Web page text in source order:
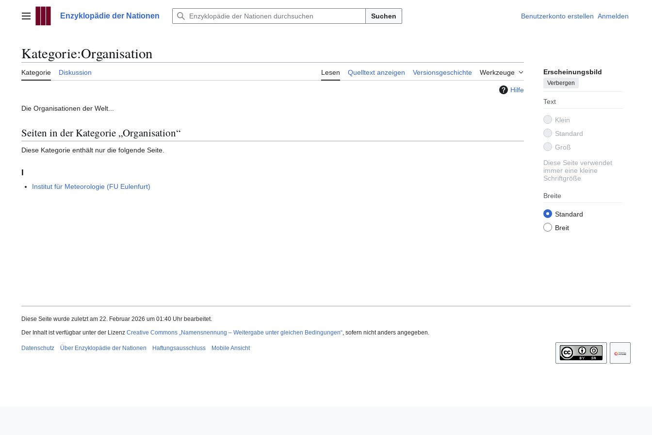
springenHauptmenüEnzyklopädie der Nationen Suchen Benutzerkonto erstellen Anmelden
Kategorie:Organisation
Kategorie Diskussion Lesen Quelltext anzeigen Versionsgeschichte Werkzeuge Erscheinungsbild
Verbergen
Text
Klein
Standard
Groß
Diese Seite verwendet
immer eine kleine
Schriftgröße
Breite
Standard
Breit
Hilfe
Die Organisationen der Welt...
Seiten in der Kategorie „Organisation“
Diese Kategorie enthält nur die folgende Seite.
I
Institut für Meteorologie (FU Eulenfurt)
Diese Seite wurde zuletzt am 22. Februar 2026 um 01:40 Uhr bearbeitet.
Der Inhalt ist verfügbar unter der Lizenz Creative Commons „Namensnennung – Weitergabe unter gleichen Bedingungen“, sofern nicht anders angegeben.
Datenschutz Über Enzyklopädie der Nationen Haftungsausschluss Mobile Ansicht